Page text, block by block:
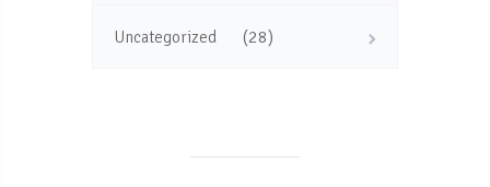
Uncategorized (28)